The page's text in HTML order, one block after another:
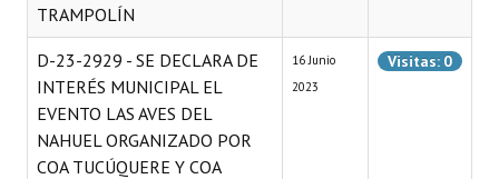
TRAMPOLÍN
D-23-2929 - SE DECLARA DE
INTERÉS MUNICIPAL EL
EVENTO LAS AVES DEL
NAHUEL ORGANIZADO POR
COA TUCÚQUERE Y COA
16 Junio
2023
Visitas: 0